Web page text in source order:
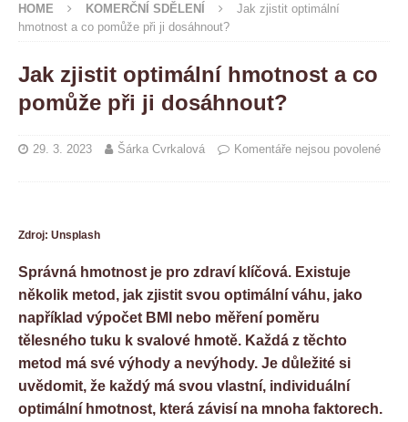
HOME KOMERČNÍ SDĚLENÍ
Jak zjistit optimální
hmotnost a co pomůže při ji dosáhnout?
Jak zjistit optimální hmotnost a co
pomůže při ji dosáhnout?
29. 3. 2023 Šárka Cvrkalová Komentáře nejsou povolené
Zdroj: Unsplash
Správná hmotnost je pro zdraví klíčová. Existuje
několik metod, jak zjistit svou optimální váhu, jako
například výpočet BMI nebo měření poměru
tělesného tuku k svalové hmotě. Každá z těchto
metod má své výhody a nevýhody. Je důležité si
uvědomit, že každý má svou vlastní, individuální
optimální hmotnost, která závisí na mnoha faktorech.